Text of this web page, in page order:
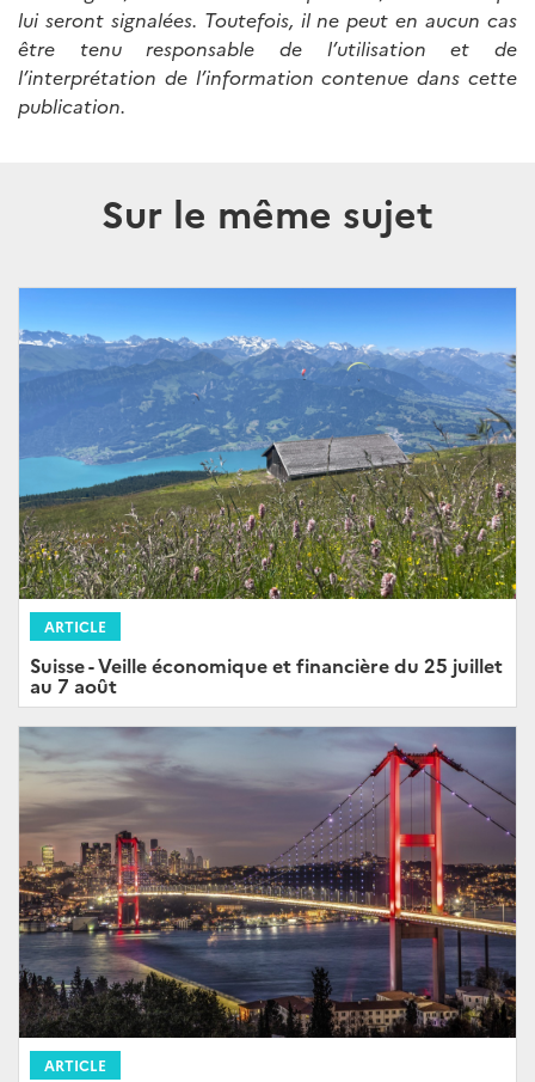
lui seront signalées. Toutefois, il ne peut en aucun cas
être tenu responsable de l’utilisation et de
l’interprétation de l’information contenue dans cette
publication.
Sur le même sujet
ARTICLE
Suisse - Veille économique et financière du 25 juillet
au 7 août
ARTICLE